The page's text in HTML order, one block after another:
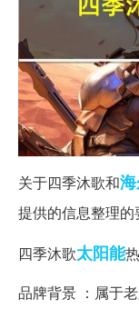
关于四季沐歌和
提供的信息整理的
四季沐歌太阳能
品牌背景 ：属于